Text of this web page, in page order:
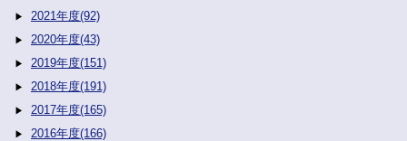
2021年度(92)
2020年度(43)
2019年度(151)
2018年度(191)
2017年度(165)
2016年度(166)